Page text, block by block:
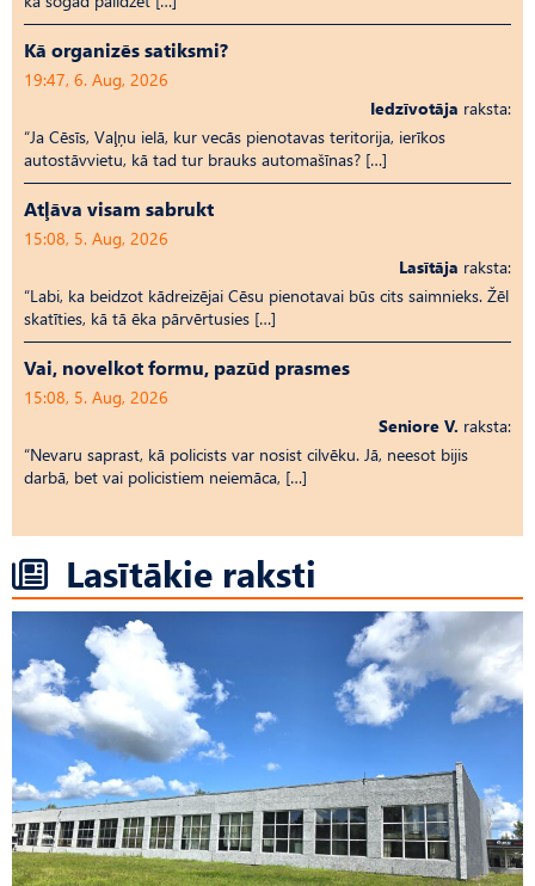
Kā organizēs satiksmi?
19:47, 6. Aug, 2026
Iedzīvotāja raksta:
“Ja Cēsīs, Vaļņu ielā, kur vecās pienotavas teritorija, ierīkos
autostāvvietu, kā tad tur brauks automašīnas? […]
Atļāva visam sabrukt
15:08, 5. Aug, 2026
Lasītāja raksta:
“Labi, ka beidzot kādreizējai Cēsu pienotavai būs cits saimnieks. Žēl
skatīties, kā tā ēka pārvērtusies […]
Vai, novelkot formu, pazūd prasmes
15:08, 5. Aug, 2026
Seniore V. raksta:
“Nevaru saprast, kā policists var nosist cilvēku. Jā, neesot bijis
darbā, bet vai policistiem neiemāca, […]
Lasītākie raksti